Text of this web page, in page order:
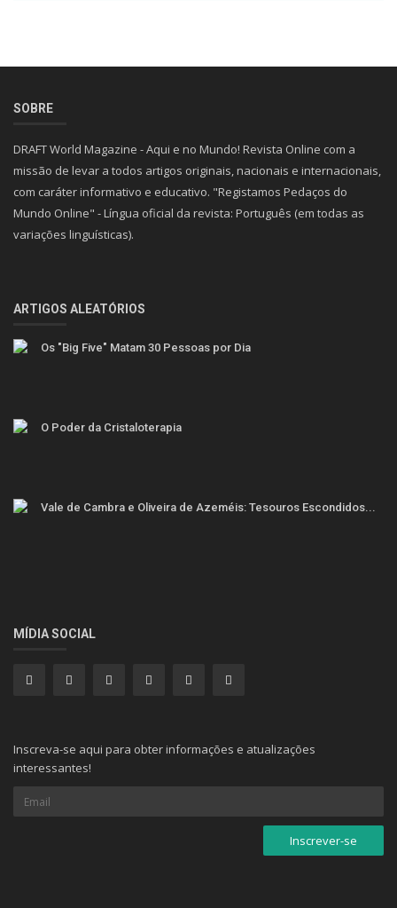
SOBRE
DRAFT World Magazine - Aqui e no Mundo! Revista Online com a
missão de levar a todos artigos originais, nacionais e internacionais,
com caráter informativo e educativo. "Registamos Pedaços do
Mundo Online" - Língua oficial da revista: Português (em todas as
variações linguísticas).
ARTIGOS ALEATÓRIOS
Os "Big Five" Matam 30 Pessoas por Dia
O Poder da Cristaloterapia
Vale de Cambra e Oliveira de Azeméis: Tesouros Escondidos...
MÍDIA SOCIAL
Inscreva-se aqui para obter informações e atualizações
interessantes!